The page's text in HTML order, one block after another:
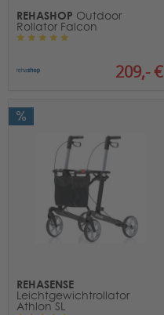
REHASHOP Outdoor
Rollator Falcon
209,- €
REHASENSE
Leichtgewichtrollator
Athlon SL